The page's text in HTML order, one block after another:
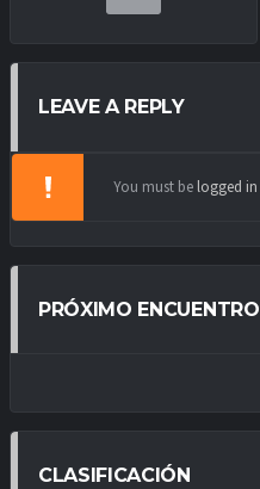
LEAVE A REPLY
You must be logged in
PRÓXIMO ENCUENTRO
CLASIFICACIÓN